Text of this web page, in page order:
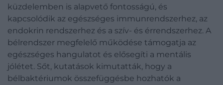
küzdelemben is alapvető fontosságú, és
kapcsolódik az egészséges immunrendszerhez, az
endokrin rendszerhez és a szív- és érrendszerhez. A
bélrendszer megfelelő működése támogatja az
egészséges hangulatot és elősegíti a mentális
jólétet. Sőt, kutatások kimutatták, hogy a
bélbaktériumok összefüggésbe hozhatók a